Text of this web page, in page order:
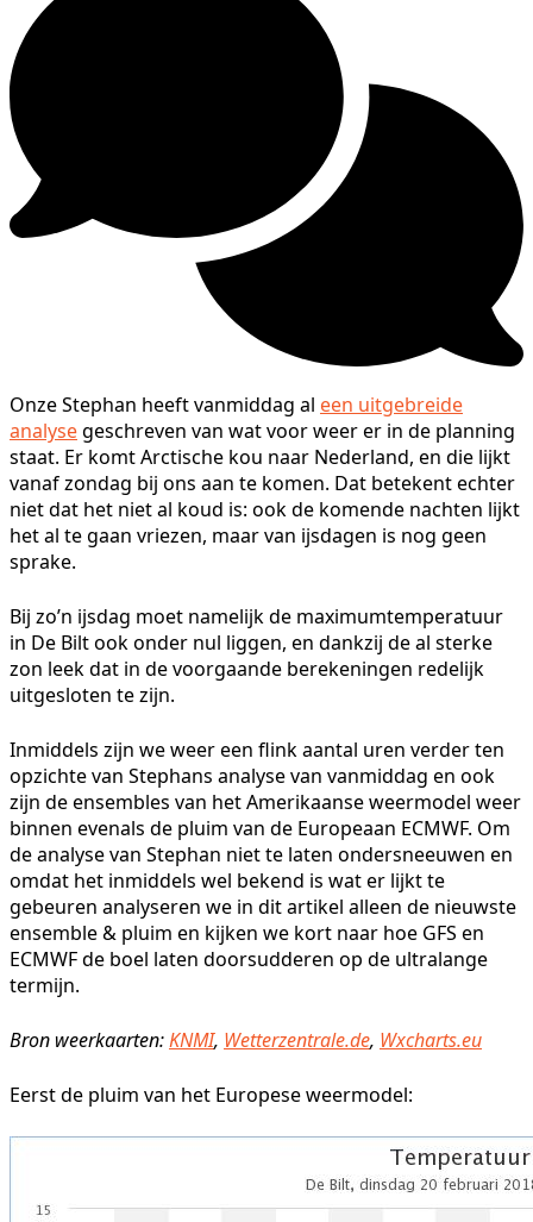
Onze Stephan heeft vanmiddag al een uitgebreide
analysegeschreven van wat voor weer er in de planning
staat. Er komt Arctische kou naar Nederland, en die lijkt
vanaf zondag bij ons aan te komen. Dat betekent echter
niet dat het niet al koud is: ook de komende nachten lijkt
het al te gaan vriezen, maar van ijsdagen is nog geen
sprake.
Bij zo’n ijsdag moet namelijk de maximumtemperatuur
in De Bilt ook onder nul liggen, en dankzij de al sterke
zon leek dat in de voorgaande berekeningen redelijk
uitgesloten te zijn.
Inmiddels zijn we weer een flink aantal uren verder ten
opzichte van Stephans analyse van vanmiddag en ook
zijn de ensembles van het Amerikaanse weermodel weer
binnen evenals de pluim van de Europeaan ECMWF. Om
de analyse van Stephan niet te laten ondersneeuwen en
omdat het inmiddels wel bekend is wat er lijkt te
gebeuren analyseren we in dit artikel alleen de nieuwste
ensemble & pluim en kijken we kort naar hoe GFS en
ECMWF de boel laten doorsudderen op de ultralange
termijn.
Bron weerkaarten:KNMI, Wetterzentrale.de, Wxcharts.eu
Eerst de pluim van het Europese weermodel: